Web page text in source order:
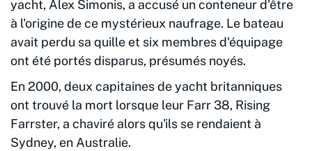
yacht, Alex Simonis, a accusé un conteneur d'être
à l'origine de ce mystérieux naufrage. Le bateau
avait perdu sa quille et six membres d'équipage
ont été portés disparus, présumés noyés.
En 2000, deux capitaines de yacht britanniques
ont trouvé la mort lorsque leur Farr 38, Rising
Farrster, a chaviré alors qu'ils se rendaient à
Sydney, en Australie.